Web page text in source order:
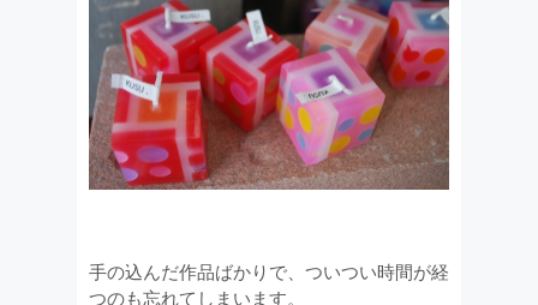
手の込んだ作品ばかりで、ついつい時間が経
つのも忘れてしまいます。